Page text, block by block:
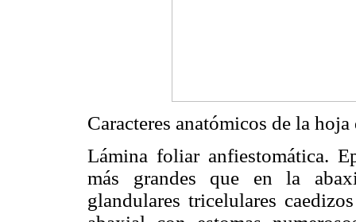
Caracteres anatómicos de la
Lámina foliar anfiestomática.
más grandes que en la
glandulares tricelulares